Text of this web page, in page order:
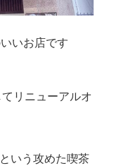
いお店です
リニューアルオ
いう攻めた喫茶